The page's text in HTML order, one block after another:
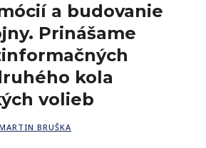
a budovanie
Prinášame
kola
volieb
BRUŠKA